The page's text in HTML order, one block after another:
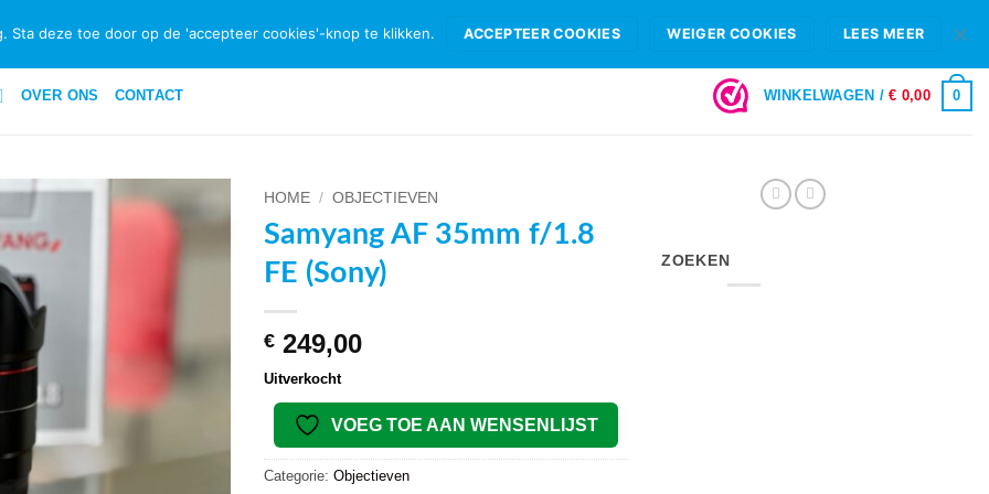
LOGIN
OVER ONS CONTACT WINKELWAGEN /€ 0,00 0
HOME / OBJECTIEVEN
Samyang AF 35mm f/1.8
FE (Sony)
€ 249,00
Uitverkocht
VOEG TOE AAN WENSENLIJST
Categorie: Objectieven
ZOEKEN
deze toe door op de 'accepteer cookies'-knop te klikken. ACCEPTEER COOKIES WEIGER COOKIES LEES MEER